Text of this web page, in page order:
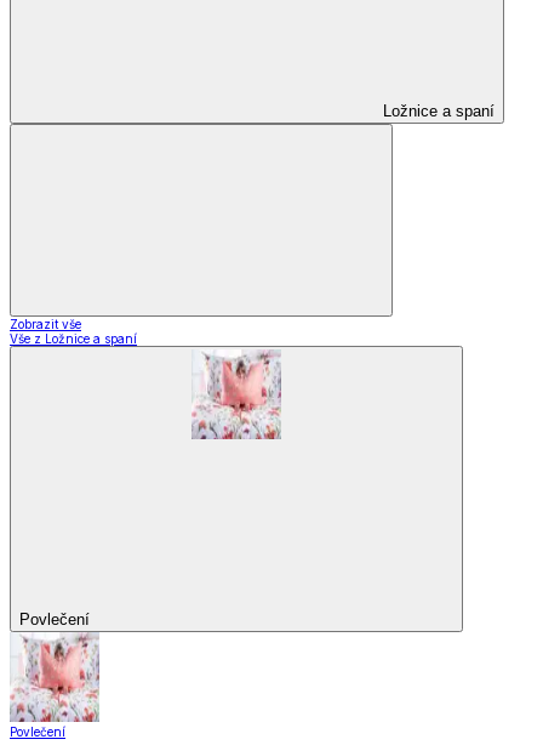
Ložnice a spaní
Zobrazit vše
Vše z Ložnice a spaní
Povlečení
Povlečení